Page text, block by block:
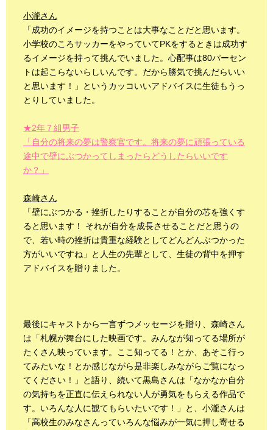
小瀧さん
「成功のイメージを持つことは大事なことだと思います。
小学校のころサッカーをやっていてPKをするときは成功す
るイメージを持って挑んでいました。心配事は80パーセン
トは起こらないらしいんです。だから勝気で挑んだらいい
と思います！」というカッコいいアドバイスに生徒もうっ
とりしていました。
★2年７組男子
「自分の将来の夢は警察官です。将来の夢に頑張っている
途中で壁にぶつかってしまったらどうしたらいいです
か？」
森崎さん
「壁にぶつかる・挫折したりすることが自分の芯を強くす
ると思います！ それが自分を成長させることだと思うの
で、若い時の挫折は貴重な経験としてどんどんぶつかった
方がいいですね」と人生の先輩として、生徒の背中を押す
アドバイスを贈りました。
最後にキャストから一言ずつメッセージを贈り、森崎さん
は「札幌が舞台にした映画です。みんなが知ってる場所が
たくさん映っています。ここ知ってる！とか、あそこ行っ
てみたいな！とか感じながら是非楽しみながらご覧になっ
てください！」と語り、続いて黒島さんは「なかなか自分
の気持ちを正直に伝えられない人が勇気をもらえる作品で
す。いろんな人に観てもらいたいです！」と、小瀧さんは
「高校生のみなさんっていろんな悩みが一気に押し寄せる